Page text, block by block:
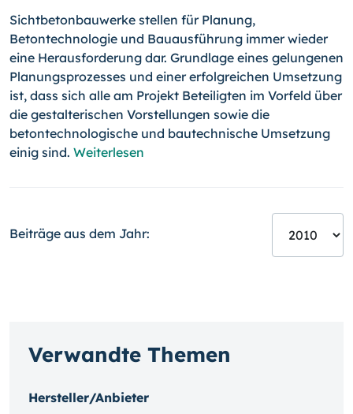
Sichtbetonbauwerke stellen für Planung,
Betontechnologie und Bauausführung immer wieder
eine Herausforderung dar. Grundlage eines gelungenen
Planungsprozesses und einer erfolgreichen Umsetzung
ist, dass sich alle am Projekt Beteiligten im Vorfeld über
die gestalterischen Vorstellungen sowie die
betontechnologische und bautechnische Umsetzung
einig sind. Weiterlesen
Beiträge aus dem Jahr:
Verwandte Themen
Hersteller/Anbieter